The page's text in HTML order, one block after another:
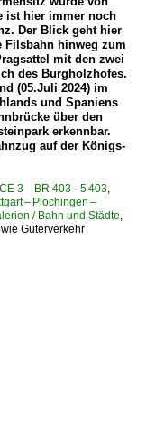
ist hier immer noch
Der Blick geht hier
Filsbahn hinweg zum
mit den zwei
des Burgholzhofes.
(05.Juli 2024) im
und Spaniens
über den
erkennbar.
auf der Königs-
3 BR 403 · 5 403,
– Plochingen –
/ Bahn und Städte,
Güterverkehr